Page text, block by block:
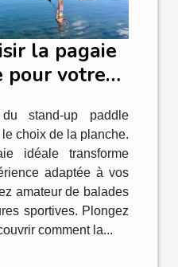
la pagaie
pour votre
stand-up paddle
choix de la planche.
idéale transforme
adaptée à vos
amateur de balades
sportives. Plongez
comment la...